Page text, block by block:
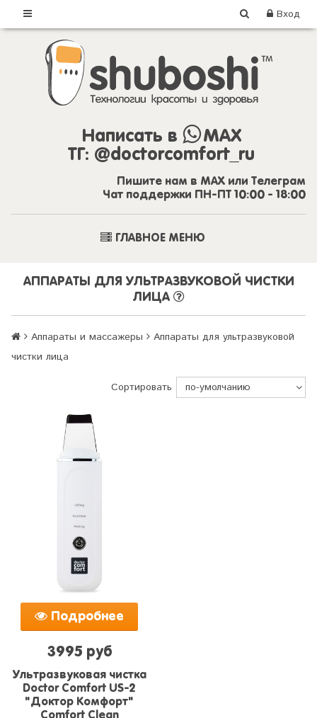
Вход
Написать в
MAX
ТГ: @doctorcomfort_ru
Пишите нам в MAX или Телеграм
Чат поддержки ПН-ПТ 10:00 - 18:00
ГЛАВНОЕ МЕНЮ
АППАРАТЫ ДЛЯ УЛЬТРАЗВУКОВОЙ ЧИСТКИ
ЛИЦА
Аппараты и массажеры
Аппараты для ультразвуковой
чистки лица
Сортировать
Подробнее
3995 руб
Ультразвуковая чистка
Doctor Comfort US-2
"Доктор Комфорт"